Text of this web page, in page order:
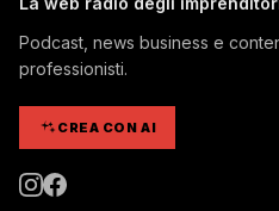
Podcast, news business e
professionisti.
CREA CON AI